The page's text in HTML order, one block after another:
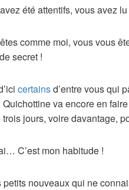
été attentifs, vous avez
comme moi, vous vous
secret !
certainsd’entre vous qui
Quichottine va encore en
trois jours, voire davantage,
C’est mon habitude !
petits nouveaux qui ne